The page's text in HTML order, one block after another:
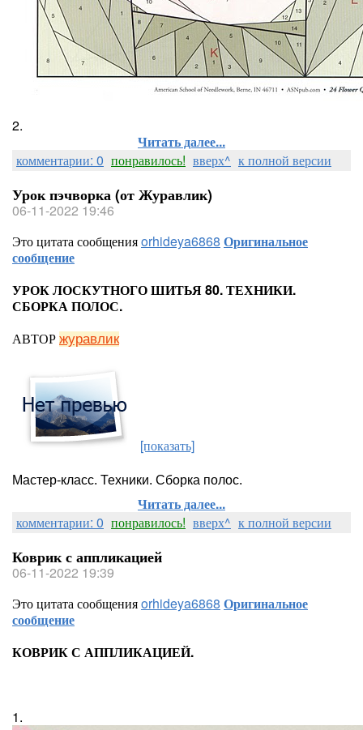
2.
Читать далее...
комментарии: 0 понравилось! вверх^ к полной версии
Урок пэчворка (от Журавлик)
06-11-2022 19:46
Это цитата сообщенияorhideya6868 Оригинальное
сообщение
УРОК ЛОСКУТНОГО ШИТЬЯ 80. ТЕХНИКИ.
СБОРКА ПОЛОС.
АВТОР журавлик
[показать]
Мастер-класс. Техники. Сборка полос.
Читать далее...
комментарии: 0 понравилось! вверх^ к полной версии
Коврик с аппликацией
06-11-2022 19:39
Это цитата сообщенияorhideya6868 Оригинальное
сообщение
КОВРИК С АППЛИКАЦИЕЙ.
1.